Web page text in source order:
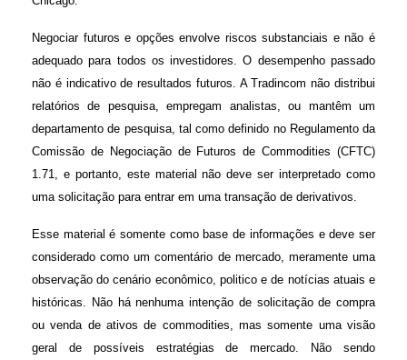
Negociar futuros e opções envolve riscos substanciais e não é
adequado para todos os investidores. O desempenho passado
não é indicativo de resultados futuros. A Tradincom não distribui
relatórios de pesquisa, empregam analistas, ou mantêm um
departamento de pesquisa, tal como definido no Regulamento da
Comissão de Negociação de Futuros de Commodities (CFTC)
1.71, e portanto, este material não deve ser interpretado como
uma solicitação para entrar em uma transação de derivativos.
Esse material é somente como base de informações e deve ser
considerado como um comentário de mercado, meramente uma
observação do cenário econômico, politico e de notícias atuais e
históricas. Não há nenhuma intenção de solicitação de compra
ou venda de ativos de commodities, mas somente uma visão
geral de possíveis estratégias de mercado. Não sendo